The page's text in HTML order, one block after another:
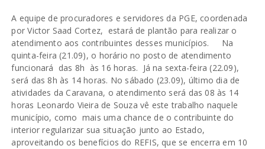
A equipe de procuradores e servidores da PGE, coordenada
por Victor Saad Cortez, estará de plantão para realizar o
atendimento aos contribuintes desses municípios. Na
quinta-feira (21.09), o horário no posto de atendimento
funcionará das 8h às 16 horas. Já na sexta-feira (22.09),
será das 8h às 14 horas. No sábado (23.09), último dia de
atividades da Caravana, o atendimento será das 08 às 14
horas Leonardo Vieira de Souza vê este trabalho naquele
município, como mais uma chance de o contribuinte do
interior regularizar sua situação junto ao Estado,
aproveitando os benefícios do REFIS, que se encerra em 10